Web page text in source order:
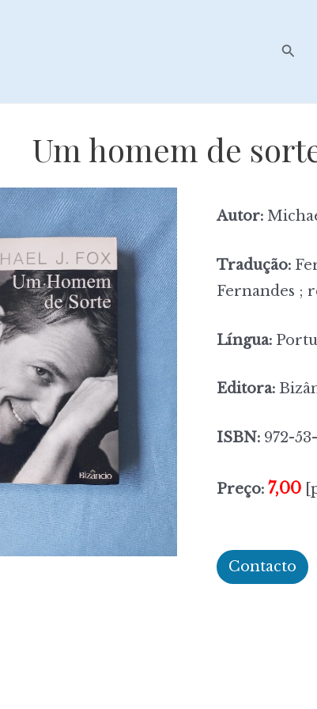
Um homem de
Autor:
Tradução:
Fernandes ;
Língua:
Editora:
ISBN: 972-
Preço: 7,00
Contacto